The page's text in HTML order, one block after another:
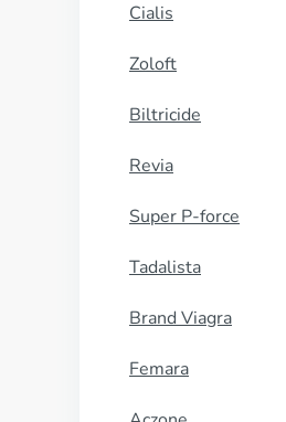
Cialis
Zoloft
Biltricide
Revia
Super P-force
Tadalista
Brand Viagra
Femara